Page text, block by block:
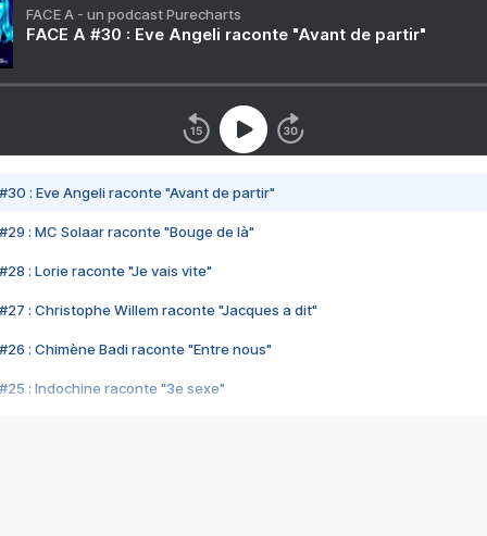
FACE A - un podcast Purecharts
FACE A #30 : Eve Angeli raconte "Avant de partir"
#30 : Eve Angeli raconte "Avant de partir"
#29 : MC Solaar raconte "Bouge de là"
#28 : Lorie raconte "Je vais vite"
#27 : Christophe Willem raconte "Jacques a dit"
#26 : Chimène Badi raconte "Entre nous"
#25 : Indochine raconte "3e sexe"